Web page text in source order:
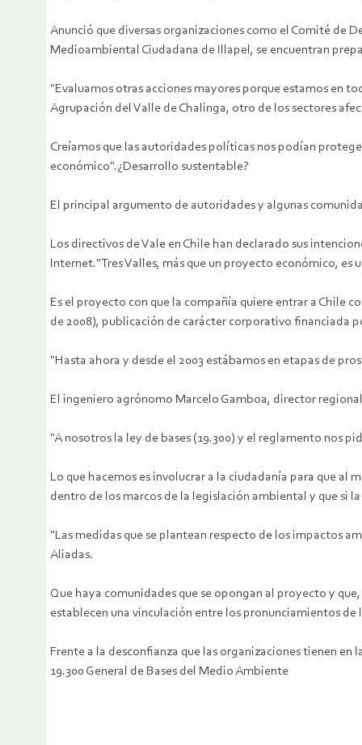
Anunció que diversas organizaciones como el Comité de
Medioambiental Ciudadana de Illapel, se encuentran
"Evaluamos otras acciones mayores porque estamos en
Agrupación del Valle de Chalinga, otro de los sectores
Creíamos que las autoridades políticas nos podían
económico".¿Desarrollo sustentable?
El principal argumento de autoridades y algunas
Los directivos de Vale en Chile han declarado sus
Internet."Tres Valles, más que un proyecto económico,
Es el proyecto con que la compañía quiere entrar a Chile
de 2008), publicación de carácter corporativo financiada
"Hasta ahora y desde el 2003 estábamos en etapas de
El ingeniero agrónomo Marcelo Gamboa, director
"A nosotros la ley de bases (19.300) y el reglamento nos
Lo que hacemos es involucrar a la ciudadanía para que
dentro de los marcos de la legislación ambiental y que si
"Las medidas que se plantean respecto de los impactos
Aliadas.
Que haya comunidades que se opongan al proyecto y
establecen una vinculación entre los pronunciamientos
Frente a la desconfianza que las organizaciones tienen
19.300 General de Bases del Medio Ambiente